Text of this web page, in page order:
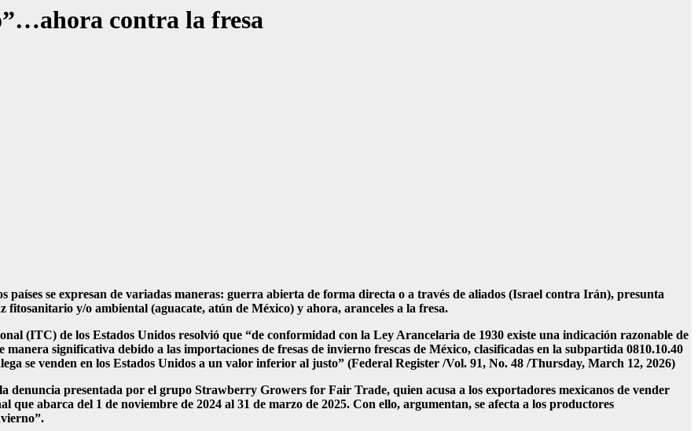
contra la fresa
países se expresan de variadas maneras: guerra abierta de forma directa o a través de aliados (Israel contra Irán), presunta
y/o ambiental (aguacate, atún de México) y ahora, aranceles a la fresa.
(ITC) de los Estados Unidos resolvió que “de conformidad con la Ley Arancelaria de 1930 existe una indicación razonable de
significativa debido a las importaciones de fresas de invierno frescas de México, clasificadas en la subpartida 0810.10.40
se venden en los Estados Unidos a un valor inferior al justo” (Federal Register /Vol. 91, No. 48 /Thursday, March 12, 2026)
denuncia presentada por el grupo Strawberry Growers for Fair Trade, quien acusa a los exportadores mexicanos de vender
abarca del 1 de noviembre de 2024 al 31 de marzo de 2025. Con ello, argumentan, se afecta a los productores